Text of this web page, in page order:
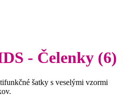
- Čelenky (6)
šatky s veselými vzormi